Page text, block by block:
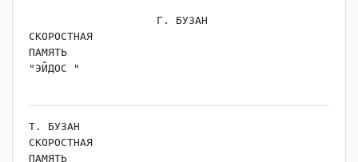
СКОРОСТНАЯ
ПАМЯТЬ
"ЭЙДОС "
Т. БУЗАН
СКОРОСТНАЯ
ПАМЯТЬ